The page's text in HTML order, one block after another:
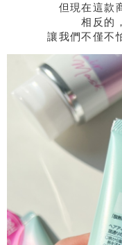
但現在這款
相反的
讓我們不僅不